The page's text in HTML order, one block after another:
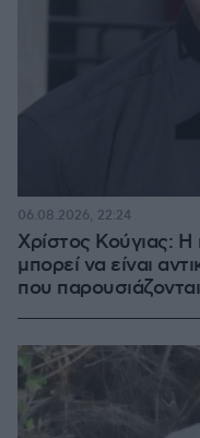
Χρίστος Κούγιας:
μπορεί να είναι
που
06.08.2026, 22:24